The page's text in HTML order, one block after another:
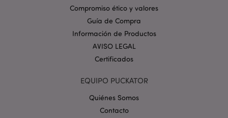
Compromiso ético y valores
Guía de Compra
Información de Productos
AVISO LEGAL
Certificados
EQUIPO PUCKATOR
Quiénes Somos
Contacto
form_key
Adobe Inc.